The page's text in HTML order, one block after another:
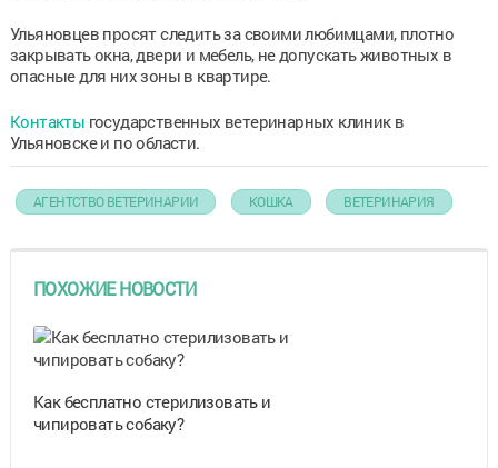
Ульяновцев просят следить за своими любимцами, плотно
закрывать окна, двери и мебель, не допускать животных в
опасные для них зоны в квартире.
Контакты государственных ветеринарных клиник в
Ульяновске и по области.
АГЕНТСТВО ВЕТЕРИНАРИИ КОШКА ВЕТЕРИНАРИЯ
ПОХОЖИЕ НОВОСТИ
Как бесплатно стерилизовать и
чипировать собаку?